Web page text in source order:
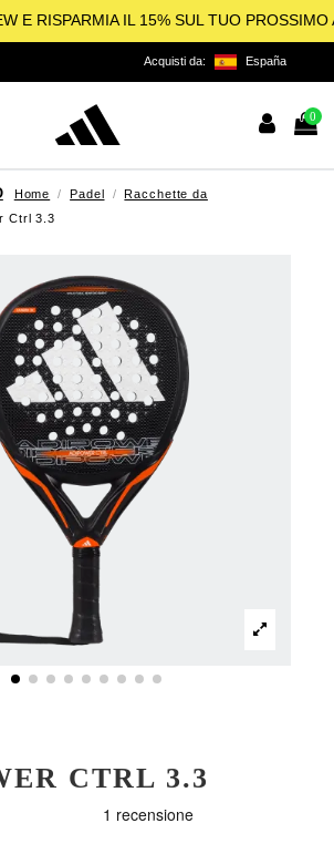
E RISPARMIA IL 15% SUL TUO PROSSIMO
Acquisti da: España
0
Home Padel
Racchette da
Ctrl 3.3
CTRL 3.3